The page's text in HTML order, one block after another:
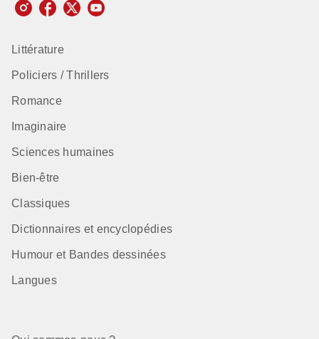
Littérature
Policiers / Thrillers
Romance
Imaginaire
Sciences humaines
Bien-être
Classiques
Dictionnaires et encyclopédies
Humour et Bandes dessinées
Langues